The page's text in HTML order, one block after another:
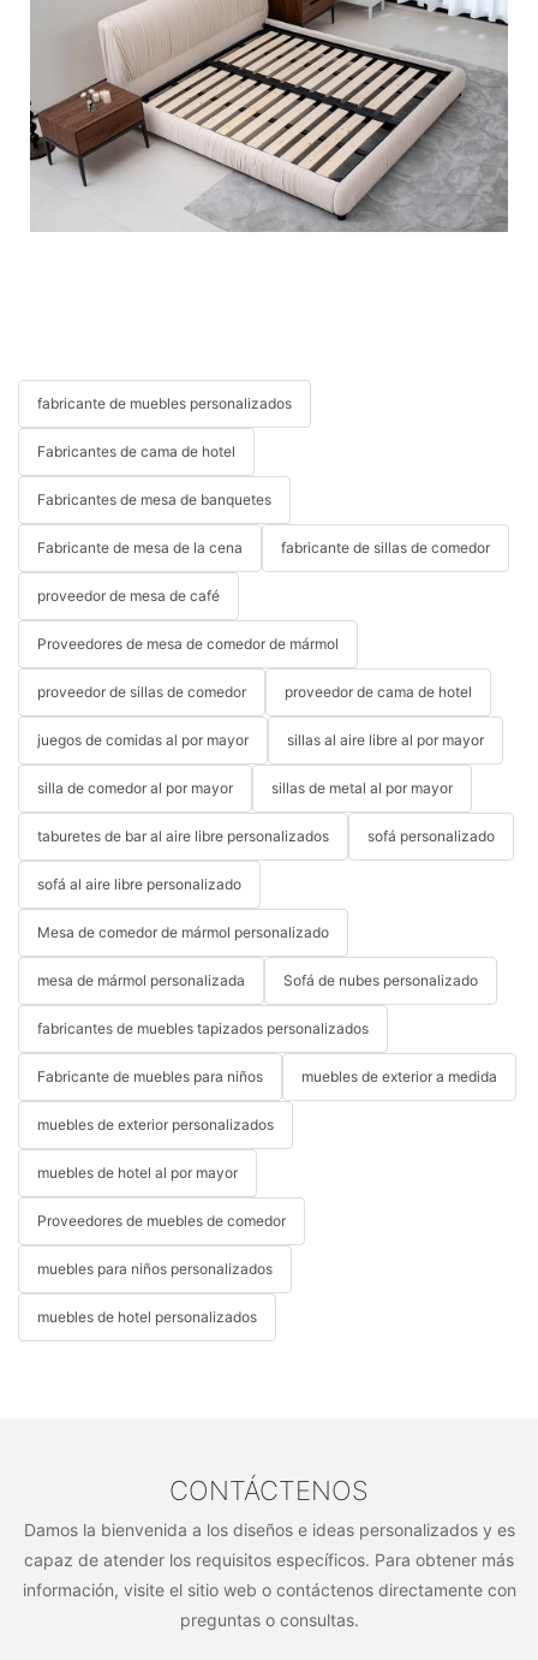
fabricante de muebles personalizados
Fabricantes de cama de hotel
Fabricantes de mesa de banquetes
Fabricante de mesa de la cena fabricante de sillas de comedor
proveedor de mesa de café
Proveedores de mesa de comedor de mármol
proveedor de sillas de comedor proveedor de cama de hotel
juegos de comidas al por mayor sillas al aire libre al por mayor
silla de comedor al por mayor sillas de metal al por mayor
taburetes de bar al aire libre personalizados sofá personalizado
sofá al aire libre personalizado
Mesa de comedor de mármol personalizado
mesa de mármol personalizada Sofá de nubes personalizado
fabricantes de muebles tapizados personalizados
Fabricante de muebles para niños muebles de exterior a medida
muebles de exterior personalizados
muebles de hotel al por mayor
Proveedores de muebles de comedor
muebles para niños personalizados
muebles de hotel personalizados
CONTÁCTENOS
Damos la bienvenida a los diseños e ideas personalizados y es
capaz de atender los requisitos específicos. Para obtener más
información, visite el sitio web o contáctenos directamente con
preguntas o consultas.